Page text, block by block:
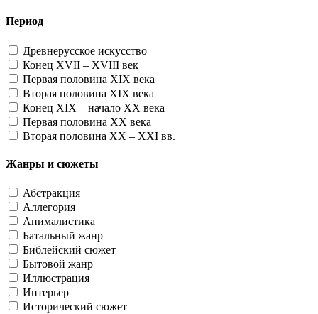
Период
Древнерусское искусство
Конец XVII – XVIII век
Первая половина XIX века
Вторая половина XIX века
Конец XIX – начало XX века
Первая половина XX века
Вторая половина XX – XXI вв.
Жанры и сюжеты
Абстракция
Аллегория
Анималистика
Батальный жанр
Библейский сюжет
Бытовой жанр
Иллюстрация
Интерьер
Исторический сюжет